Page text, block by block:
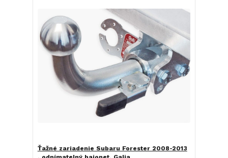
Ťažné zariadenie Subaru Forester 2008-2013